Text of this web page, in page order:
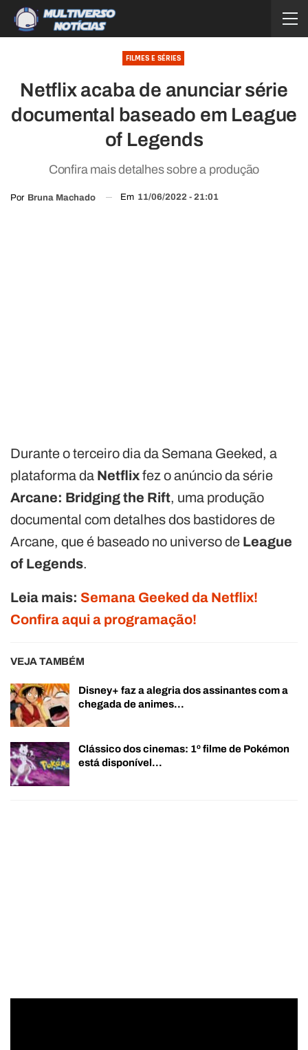
FILMES E SÉRIES
Netflix acaba de anunciar série
documental baseado em League
of Legends
Confira mais detalhes sobre a produção
Por Bruna Machado Em 11/06/2022 - 21:01
Durante o terceiro dia da Semana Geeked, a
plataforma da Netflixfez o anúncio da série
Arcane: Bridging the Rift, uma produção
documental com detalhes dos bastidores de
Arcane, que é baseado no universo de League
of Legends.
Leia mais: Semana Geeked da Netflix!
Confira aqui a programação!
VEJA TAMBÉM
Disney+ faz a alegria dos assinantes com a
chegada de animes…
Clássico dos cinemas: 1º filme de Pokémon
está disponível…